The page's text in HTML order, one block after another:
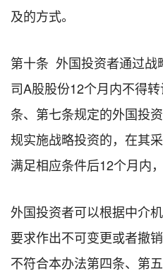
及的方式。
第十条 外国投资者通过战
司A股股份12个月内不得
条、第七条规定的外国投
规实施战略投资的，在其
满足相应条件后12个月内
外国投资者可以根据中介
要求作出不可变更或者撤
不符合本办法第四条、第